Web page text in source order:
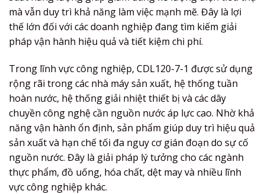
mà vẫn duy trì khả năng làm việc mạnh mẽ. Đây là lợi
thế lớn đối với các doanh nghiệp đang tìm kiếm giải
pháp vận hành hiệu quả và tiết kiệm chi phí.
Trong lĩnh vực công nghiệp, CDL120-7-1 được sử dụng
rộng rãi trong các nhà máy sản xuất, hệ thống tuần
hoàn nước, hệ thống giải nhiệt thiết bị và các dây
chuyền công nghệ cần nguồn nước áp lực cao. Nhờ khả
năng vận hành ổn định, sản phẩm giúp duy trì hiệu quả
sản xuất và hạn chế tối đa nguy cơ gián đoạn do sự cố
nguồn nước. Đây là giải pháp lý tưởng cho các ngành
thực phẩm, đồ uống, hóa chất, dệt may và nhiều lĩnh
vực công nghiệp khác.